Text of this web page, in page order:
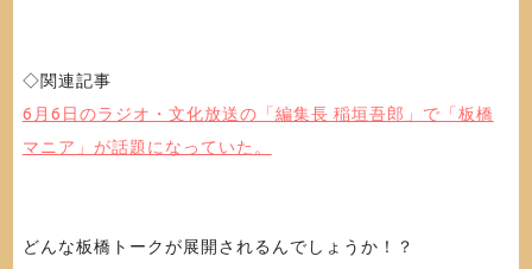
◇関連記事
6月6日のラジオ・文化放送の「編集長 稲垣吾郎」で「板橋
マニア」が話題になっていた。
どんな板橋トークが展開されるんでしょうか！？